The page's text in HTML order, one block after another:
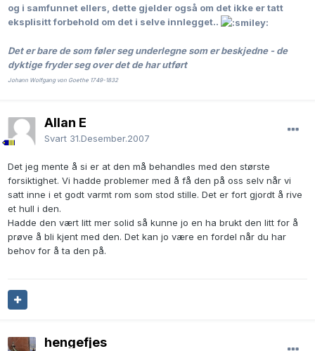
og i samfunnet ellers, dette gjelder også om det ikke er tatt
eksplisitt forbehold om det i selve innlegget..
Det er bare de som føler seg underlegne som er beskjedne - de
dyktige fryder seg over det de har utført
Johann Wolfgang von Goethe 1749-1832
Allan E
Svart 31.Desember.2007
Det jeg mente å si er at den må behandles med den største
forsiktighet. Vi hadde problemer med å få den på oss selv når vi
satt inne i et godt varmt rom som stod stille. Det er fort gjordt å rive
et hull i den.
Hadde den vært litt mer solid så kunne jo en ha brukt den litt for å
prøve å bli kjent med den. Det kan jo være en fordel når du har
behov for å ta den på.
hengefjes